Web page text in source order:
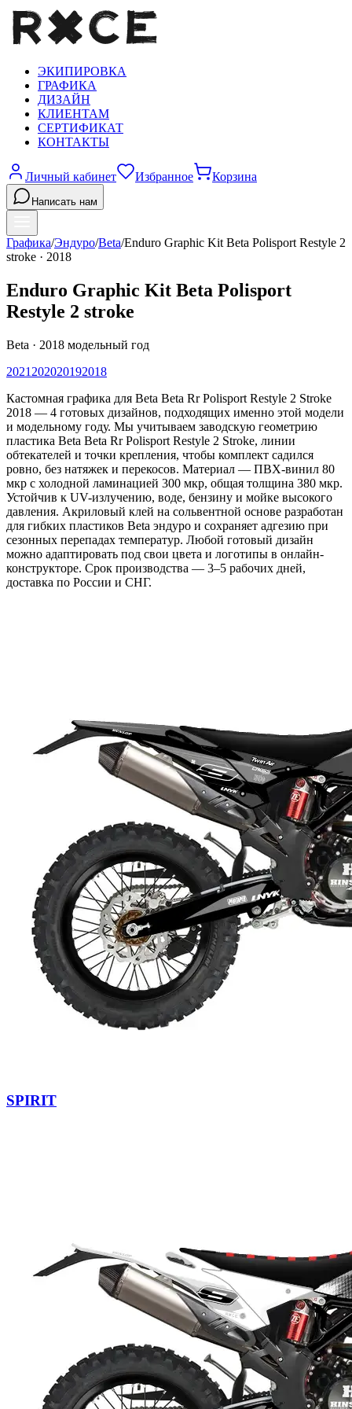
ЭКИПИРОВКА
ГРАФИКА
ДИЗАЙН
КЛИЕНТАМ
СЕРТИФИКАТ
КОНТАКТЫ
Личный кабинет Избранное Корзина
Написать нам
Графика/Эндуро/Beta/Enduro Graphic Kit Beta Polisport Restyle 2
stroke · 2018
Enduro Graphic Kit Beta Polisport
Restyle 2 stroke
Beta · 2018 модельный год
2021 202020192018
Кастомная графика для Beta Beta Rr Polisport Restyle 2 Stroke
2018 — 4 готовых дизайнов, подходящих именно этой модели
и модельному году. Мы учитываем заводскую геометрию
пластика Beta Beta Rr Polisport Restyle 2 Stroke, линии
обтекателей и точки крепления, чтобы комплект садился
ровно, без натяжек и перекосов. Материал — ПВХ-винил 80
мкр с холодной ламинацией 300 мкр, общая толщина 380 мкр.
Устойчив к UV-излучению, воде, бензину и мойке высокого
давления. Акриловый клей на сольвентной основе разработан
для гибких пластиков Beta эндуро и сохраняет адгезию при
сезонных перепадах температур. Любой готовый дизайн
можно адаптировать под свои цвета и логотипы в онлайн-
конструкторе. Срок производства — 3–5 рабочих дней,
доставка по России и СНГ.
SPIRIT